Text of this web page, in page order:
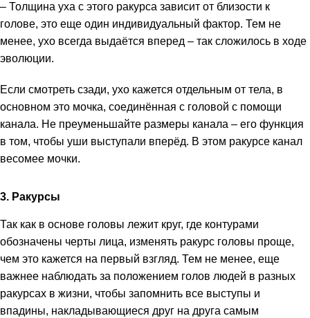
– Толщина уха с этого ракурса зависит от близости к
голове, это еще один индивидуальный фактор. Тем не
менее, ухо всегда выдаётся вперед – так сложилось в ходе
эволюции.
Если смотреть сзади, ухо кажется отдельным от тела, в
основном это мочка, соединённая с головой с помощи
канала. Не преуменьшайте размеры канала – его функция
в том, чтобы уши выступали вперёд. В этом ракурсе канал
весомее мочки.
3. Ракурсы
Так как в основе головы лежит круг, где контурами
обозначены черты лица, изменять ракурс головы проще,
чем это кажется на первый взгляд. Тем не менее, еще
важнее наблюдать за положением голов людей в разных
ракурсах в жизни, чтобы запомнить все выступы и
впадины, накладывающиеся друг на друга самым